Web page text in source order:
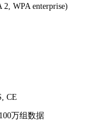
WPA enterprise)
CE
万组数据